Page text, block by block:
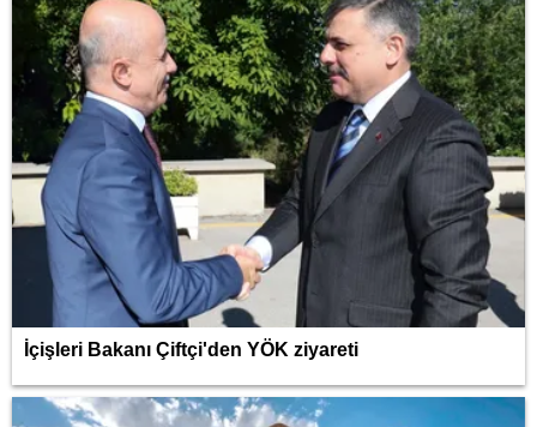
İçişleri Bakanı Çiftçi'den YÖK ziyareti